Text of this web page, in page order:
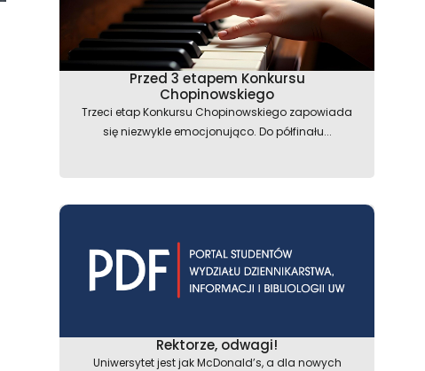
Przed 3 etapem Konkursu
Chopinowskiego
Trzeci etap Konkursu Chopinowskiego zapowiada
się niezwykle emocjonująco. Do półfinału...
Rektorze, odwagi!
Uniwersytet jest jak McDonald’s, a dla nowych